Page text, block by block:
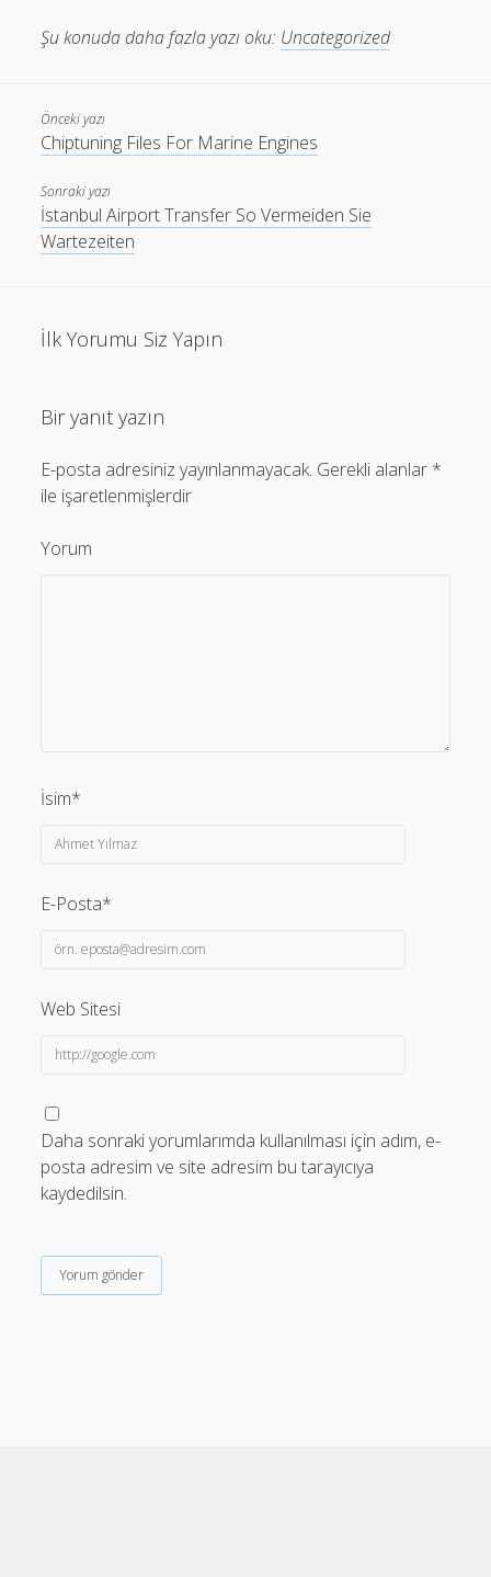
Şu konuda daha fazla yazı oku: Uncategorized
Önceki yazı
Chiptuning Files For Marine Engines
Sonraki yazı
İstanbul Airport Transfer So Vermeiden Sie
Wartezeiten
İlk Yorumu Siz Yapın
Bir yanıt yazın
E-posta adresiniz yayınlanmayacak. Gerekli alanlar *
ile işaretlenmişlerdir
Yorum
İsim*
E-Posta*
Web Sitesi
Daha sonraki yorumlarımda kullanılması için adım, e-
posta adresim ve site adresim bu tarayıcıya
kaydedilsin.